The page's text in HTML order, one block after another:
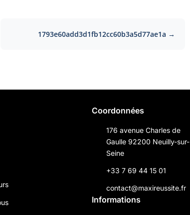
1793e60add3d1fb12cc60b3a5d77ae1a →
Coordonnées
176 avenue Charles de
Gaulle 92200 Neuilly-sur-
Seine
+33 7 69 44 15 01
contact@maxireussite.fr
Informations